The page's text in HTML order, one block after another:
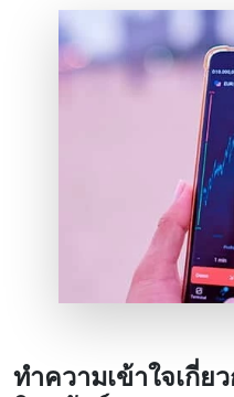
ทําความเข้าใจเกี่ย